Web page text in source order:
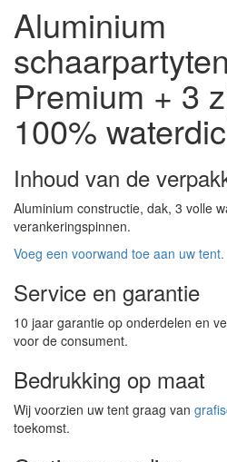
Aluminium
Premium + 3
100%
Inhoud van de
Aluminium constructie, dak, 3 volle
verankeringspinnen.
Voeg een voorwand toe aan uw tent.
Service en garantie
10 jaar garantie op onderdelen en
voor de consument.
Bedrukking op maat
Wij voorzien uw tent graag van
toekomst.